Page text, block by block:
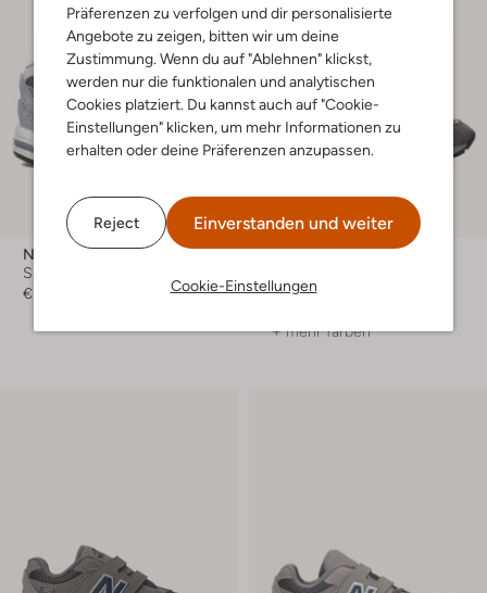
Präferenzen zu verfolgen und dir personalisierte
Angebote zu zeigen, bitten wir um deine
Zustimmung. Wenn du auf "Ablehnen" klickst,
werden nur die funktionalen und analytischen
Cookies platziert. Du kannst auch auf "Cookie-
Einstellungen" klicken, um mehr Informationen zu
erhalten oder deine Präferenzen anzupassen.
Reject Einverstanden und weiter
Cookie-Einstellungen
New Balance
Sneaker Low
€ 74,99
-50%
Cruyff Junior
€ 99,99
+ mehr farben